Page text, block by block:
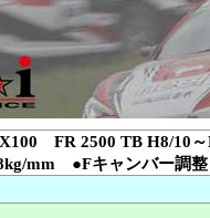
FR 2500 TB H8/
mm ●Fキャンバー調